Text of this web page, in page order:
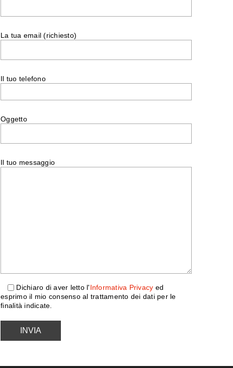
La tua email (richiesto)
Il tuo telefono
Oggetto
Il tuo messaggio
Dichiaro di aver letto l'Informativa Privacy ed
esprimo il mio consenso al trattamento dei dati per le
finalità indicate.